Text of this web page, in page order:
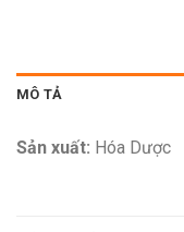
MÔ TẢ
Sản xuất: Hóa Dược